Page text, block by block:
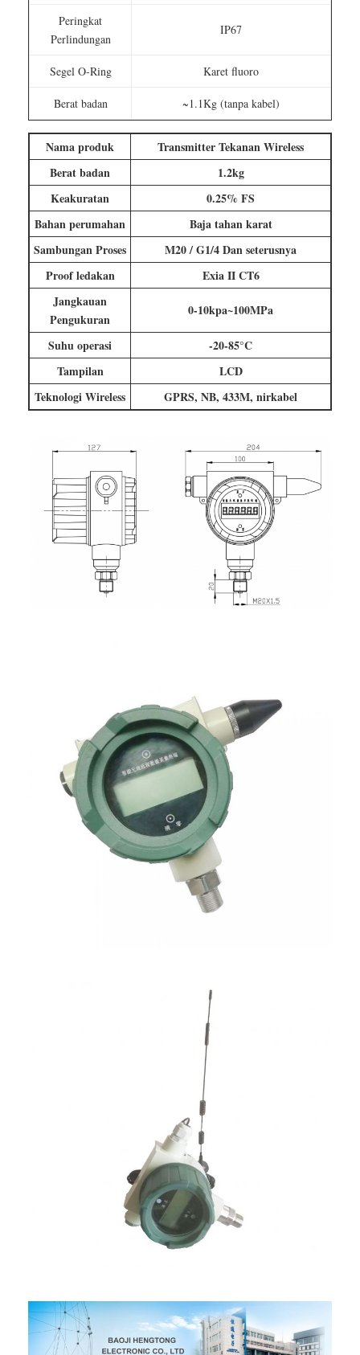
Peringkat
Perlindungan
IP67
Segel O-Ring Karet fluoro
Berat badan ~1.1Kg (tanpa kabel)
Nama produk
Transmitter Tekanan Wireless
Berat badan
1.2kg
Keakuratan
0.25% FS
Bahan perumahan
Baja tahan karat
Sambungan Proses
M20 / G1/4 Dan seterusnya
Proof ledakan
Exia II CT6
Jangkauan
Pengukuran
0-10kpa~100MPa
Suhu operasi
-20-85°C
Tampilan
LCD
Teknologi Wireless
GPRS, NB, 433M, nirkabel